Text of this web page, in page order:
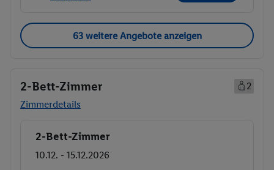
63 weitere Angebote anzeigen
2-Bett-Zimmer
2
Zimmerdetails
Buchen
2-Bett-Zimmer
10.12. - 15.12.2026